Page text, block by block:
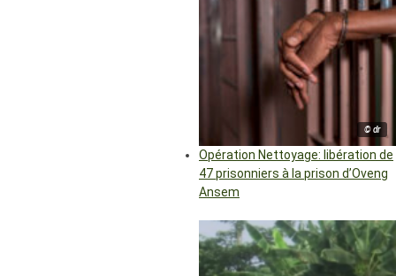
© dr
Opération Nettoyage: libération de
47 prisonniers à la prison d’Oveng
Ansem